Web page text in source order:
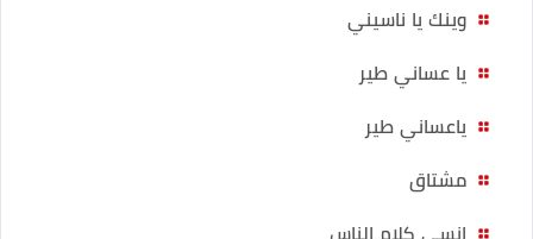
وينك يا ناسيني
يا عساني طير
ياعساني طير
مشتاق
انسى كلام الناس